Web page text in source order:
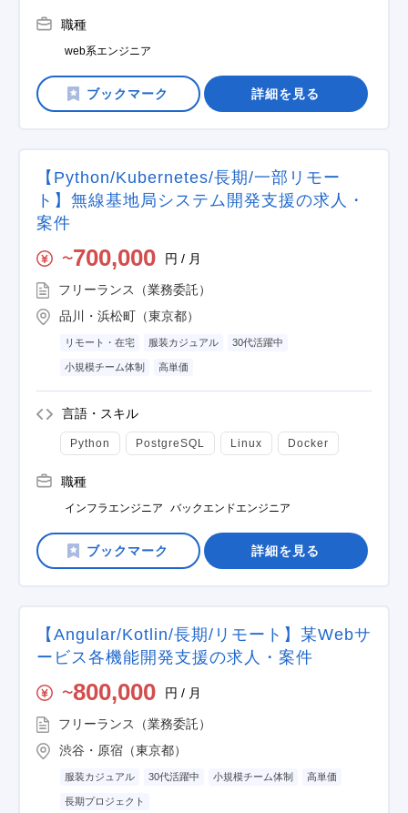
職種
web系エンジニア
詳細を見る
【Python/Kubernetes/長期/一部リモー
ト】無線基地局システム開発支援の求人・
案件
〜700,000 円 / 月
フリーランス（業務委託）
品川・浜松町（東京都）
リモート・在宅 服装カジュアル 30代活躍中
小規模チーム体制 高単価
言語・スキル
Python PostgreSQL Linux Docker
職種
インフラエンジニア バックエンドエンジニア
詳細を見る
【Angular/Kotlin/長期/リモート】某Webサ
ービス各機能開発支援の求人・案件
〜800,000 円 / 月
フリーランス（業務委託）
渋谷・原宿（東京都）
服装カジュアル 30代活躍中 小規模チーム体制 高単価
長期プロジェクト